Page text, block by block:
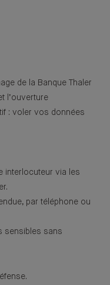
de la Banque Thaler
l’ouverture
: voler vos données
interlocuteur via les
par téléphone ou
sensibles sans